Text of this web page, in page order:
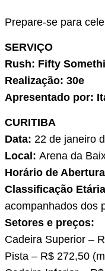
Prepare-se para
SERVIÇO
Rush: Fifty
Realização: 30e
Apresentado por:
CURITIBA
Data: 22 de janeiro
Local: Arena da
Horário de
Classificação
acompanhados dos
Setores e preços:
Cadeira Superior –
Pista – R$ 272,50